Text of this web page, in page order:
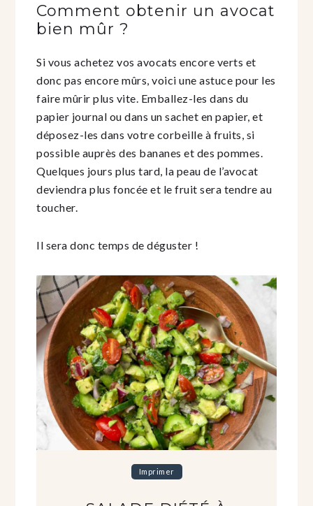
Comment obtenir un avocat
bien mûr ?
Si vous achetez vos avocats encore verts et
donc pas encore mûrs, voici une astuce pour les
faire mûrir plus vite. Emballez-les dans du
papier journal ou dans un sachet en papier, et
déposez-les dans votre corbeille à fruits, si
possible auprès des bananes et des pommes.
Quelques jours plus tard, la peau de l’avocat
deviendra plus foncée et le fruit sera tendre au
toucher.
Il sera donc temps de déguster !
Imprimer